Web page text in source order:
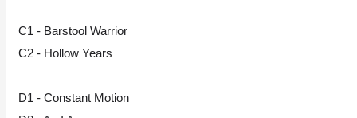
C1 - Barstool Warrior
C2 - Hollow Years
D1 - Constant Motion